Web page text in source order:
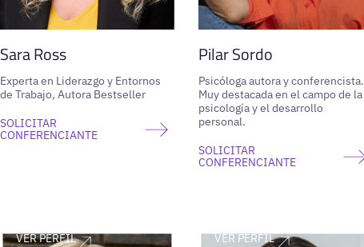
Sara Ross
Experta en Liderazgo y Entornos
de Trabajo, Autora Bestseller
SOLICITAR
CONFERENCIANTE
Pilar Sordo
Psicóloga autora y conferencista.
Muy destacada en el campo de la
psicología y el desarrollo
personal.
SOLICITAR
CONFERENCIANTE
VER PERFIL VER PERFIL